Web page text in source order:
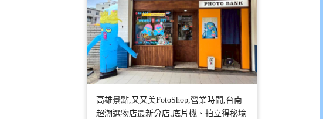
高雄景點,又又美FotoShop,營業時間,台南
超潮選物店最新分店,底片機、拍立得秘境